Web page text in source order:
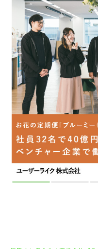
採用をお考えの方 運営会社プラ
利用者情報の外部送信
利用規約
Copyright©
転職サイトGreen 経理・管
スタートアップで採用アシスタント募集